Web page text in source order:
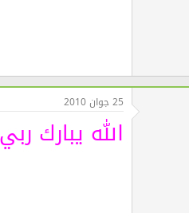
25 جوان 2010
الله يبارك